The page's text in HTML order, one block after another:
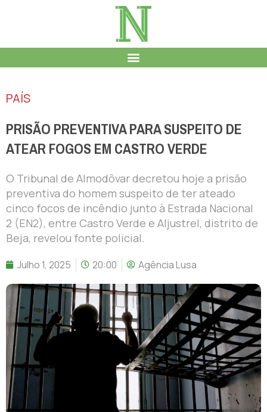
PAÍS
PRISÃO PREVENTIVA PARA SUSPEITO DE
ATEAR FOGOS EM CASTRO VERDE
O Tribunal de Almodôvar decretou hoje a prisão
preventiva do homem suspeito de ter ateado
cinco focos de incêndio junto à Estrada Nacional
2 (EN2), entre Castro Verde e Aljustrel, distrito de
Beja, revelou fonte policial.
Julho 1, 2025 20:00 Agência Lusa